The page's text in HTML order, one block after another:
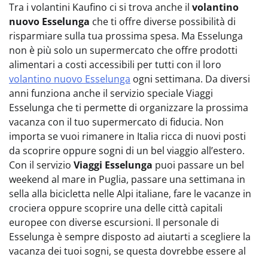
Tra i volantini Kaufino ci si trova anche il volantino
nuovo Esselunga che ti offre diverse possibilità di
risparmiare sulla tua prossima spesa. Ma Esselunga
non è più solo un supermercato che offre prodotti
alimentari a costi accessibili per tutti con il loro
volantino nuovo Esselunga ogni settimana. Da diversi
anni funziona anche il servizio speciale Viaggi
Esselunga che ti permette di organizzare la prossima
vacanza con il tuo supermercato di fiducia. Non
importa se vuoi rimanere in Italia ricca di nuovi posti
da scoprire oppure sogni di un bel viaggio all’estero.
Con il servizio Viaggi Esselunga puoi passare un bel
weekend al mare in Puglia, passare una settimana in
sella alla bicicletta nelle Alpi italiane, fare le vacanze in
crociera oppure scoprire una delle città capitali
europee con diverse escursioni. Il personale di
Esselunga è sempre disposto ad aiutarti a scegliere la
vacanza dei tuoi sogni, se questa dovrebbe essere al